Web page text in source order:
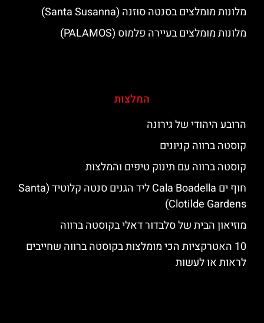
מלונות מומלצים בסנטה סוזנה (Santa Susanna)
מלונות מומלצים בעיירה פלמוס (PALAMOS)
המלצות
הרובע היהודי של גירונה
קוסטה ברווה קניונים
קוסטה ברווה עם תינוק טיפים והמלצות
חוף ים Cala Boadella ליד הגנים סנטה קלוטיד (Santa
Clotilde Gardens)
מוזיאון הבית של סלבדור דאלי בקוסטה ברווה
10 האטרקציות הכי מומלצות בקוסטה ברווה שחייבים
לראות או לעשות